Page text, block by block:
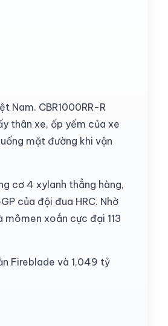
Nam. CBR1000RR-R
thân xe, ốp yếm của xe
mặt đường khi vận
cơ 4 xylanh thẳng hàng,
của đội đua HRC. Nhờ
xoắn cực đại 113
Fireblade và 1,049 tỷ